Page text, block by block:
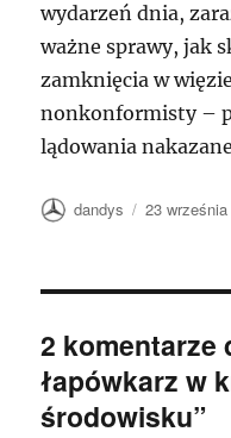
wydarzeń dnia,
ważne sprawy, jak
zamknięcia w
nonkonformisty –
lądowania
Autor
dandys
Data
23
2 komentarze
łapówkarz w
środowisku”